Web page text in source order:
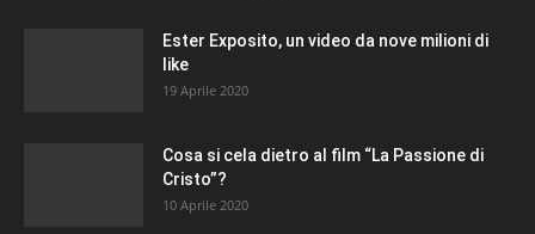
Ester Exposito, un video da nove milioni di
like
19 Aprile 2020
Cosa si cela dietro al film “La Passione di
Cristo”?
10 Aprile 2020